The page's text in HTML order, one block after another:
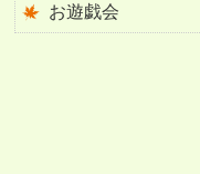
お遊戯会